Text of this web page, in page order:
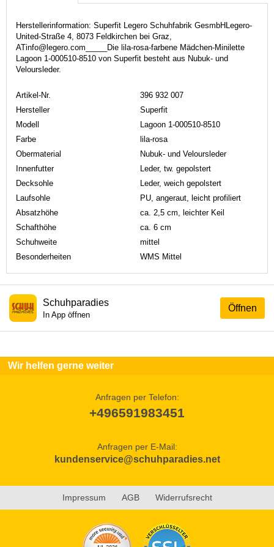
Herstellerinformation: Superfit Legero Schuhfabrik GesmbHLegero-
United-Straße 4, 8073 Feldkirchen bei Graz,
ATinfo@legero.com_____Die lila-rosa-farbene Mädchen-Minilette
Lagoon 1-000510-8510 von Superfit besteht aus Nubuk- und
Veloursleder.
Artikel-Nr.
396 932 007
Hersteller
Superfit
Modell
Lagoon 1-000510-8510
Farbe
lila-rosa
Obermaterial
Nubuk- und Veloursleder
Innenfutter
Leder, tw. gepolstert
Decksohle
Leder, weich gepolstert
Laufsohle
PU, angeraut, leicht profiliert
Absatzhöhe
ca. 2,5 cm, leichter Keil
Schafthöhe
ca. 6 cm
Schuhweite
mittel
Besonderheiten
WMS Mittel
Öffnen
Schuhparadies
In App öffnen
Wir helfen gerne weiter
Anfragen per Telefon:
+496591983451
Anfragen per E-Mail:
kundenservice@schuhparadies.net
Impressum AGB Widerrufsrecht